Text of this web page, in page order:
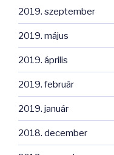
2019. szeptember
2019. május
2019. április
2019. február
2019. január
2018. december